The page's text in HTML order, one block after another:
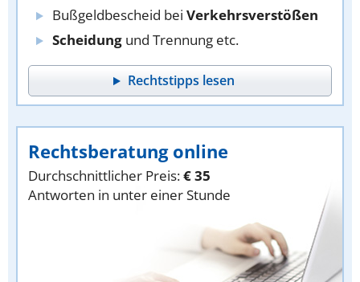
Bußgeldbescheid bei Verkehrsverstößen
Scheidung und Trennung etc.
Rechtstipps lesen
Rechtsberatung online
Durchschnittlicher Preis:€ 35
Antworten in unter einer Stunde